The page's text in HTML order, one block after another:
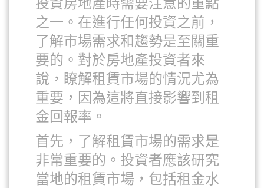
投資房地產時需要注意的重點
之一。在進行任何投資之前，
了解市場需求和趨勢是至關重
要的。對於房地產投資者來
說，瞭解租賃市場的情況尤為
重要，因為這將直接影響到租
金回報率。
首先，了解租賃市場的需求是
非常重要的。投資者應該研究
當地的租賃市場，包括租金水